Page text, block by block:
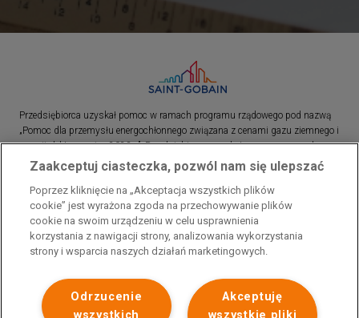
Przedsiębiorca uzyskał pomoc w ramach programu rządowego pod nazwą
„Pomoc dla przemysłu energochłonnego związana z cenami gazu ziemnego i
energii elektrycznej w 2023 r.”. Przedsiębiorca uzyskał pomoc w ramach
programu rządowego pod nazwą: „Pomoc dla sektorów energochłonnych
związana z nagłymi wzrostami cen gazu ziemnego i energii elektrycznej w
2022 r.”
Zaakceptuj ciasteczka, pozwól nam się ulepszać
Poprzez kliknięcie na „Akceptacja wszystkich plików
cookie” jest wyrażona zgoda na przechowywanie plików
cookie na swoim urządzeniu w celu usprawnienia
korzystania z nawigacji strony, analizowania wykorzystania
strony i wsparcia naszych działań marketingowych.
Akceptuję
wszystkie pliki
Odrzucenie
wszystkich